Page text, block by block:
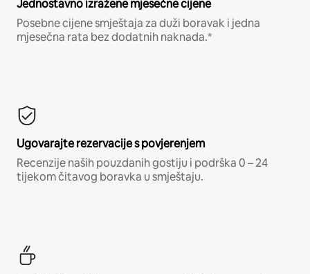
Jednostavno izražene mjesečne cijene
Posebne cijene smještaja za duži boravak i jedna
mjesečna rata bez dodatnih naknada.*
Ugovarajte rezervacije s povjerenjem
Recenzije naših pouzdanih gostiju i podrška 0 – 24
tijekom čitavog boravka u smještaju.